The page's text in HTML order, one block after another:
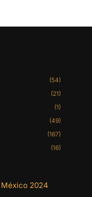
(54)
(21)
(1)
(49)
(167)
(16)
2024